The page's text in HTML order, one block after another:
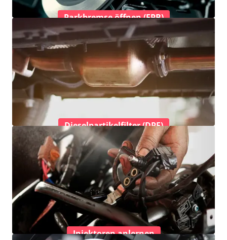
Parkbremse öffnen (EPB)
Dieselpartikelfilter (DPF)
Injektoren anlernen